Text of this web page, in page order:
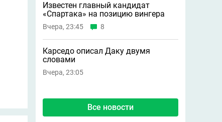
Известен главный кандидат
«Спартака» на позицию вингера
Вчера, 23:45 8
Карседо описал Даку двумя
словами
Вчера, 23:05
Все новости